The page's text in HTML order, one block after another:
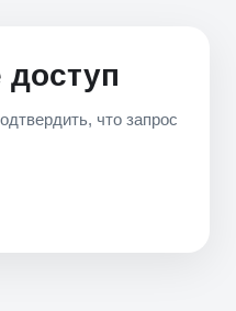
доступ
что запрос